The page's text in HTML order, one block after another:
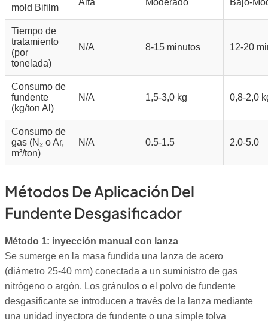
mold Bifilm
Alta Moderado Bajo-
Tiempo de
tratamiento
(por
tonelada)
N/A 8-15 minutos 12-20
Consumo de
fundente
(kg/ton Al)
N/A 1,5-3,0 kg 0,8-2,0
Consumo de
gas (N₂ o Ar,
m³/ton)
N/A 0.5-1.5 2.0-5.0
Métodos De Aplicación Del
Fundente Desgasificador
Método 1: inyección manual con lanza
Se sumerge en la masa fundida una lanza de acero
(diámetro 25-40 mm) conectada a un suministro de gas
nitrógeno o argón. Los gránulos o el polvo de fundente
desgasificante se introducen a través de la lanza mediante
una unidad inyectora de fundente o una simple tolva